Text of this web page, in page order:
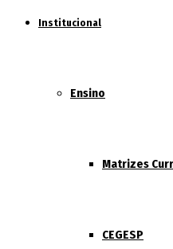
Institucional
Ensino
Matrizes
CEGESP